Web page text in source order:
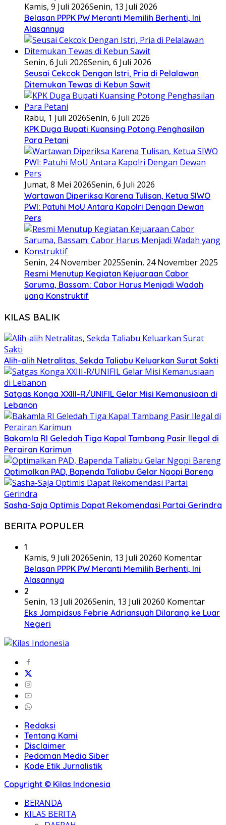
Kamis, 9 Juli 2026Senin, 13 Juli 2026
Belasan PPPK PW Meranti Memilih Berhenti, Ini
Alasannya
Senin, 6 Juli 2026Senin, 6 Juli 2026
Seusai Cekcok Dengan Istri, Pria di Pelalawan
Ditemukan Tewas di Kebun Sawit
Rabu, 1 Juli 2026Senin, 6 Juli 2026
KPK Duga Bupati Kuansing Potong Penghasilan
Para Petani
Jumat, 8 Mei 2026Senin, 6 Juli 2026
Wartawan Diperiksa Karena Tulisan, Ketua SIWO
PWI: Patuhi MoU Antara Kapolri Dengan Dewan
Pers
Senin, 24 November 2025Senin, 24 November 2025
Resmi Menutup Kegiatan Kejuaraan Cabor
Saruma, Bassam: Cabor Harus Menjadi Wadah
yang Konstruktif
KILAS BALIK
Alih-alih Netralitas, Sekda Taliabu Keluarkan Surat Sakti
Satgas Konga XXIII-R/UNIFIL Gelar Misi Kemanusiaan di
Lebanon
Bakamla RI Geledah Tiga Kapal Tambang Pasir Ilegal di
Perairan Karimun
Optimalkan PAD, Bapenda Taliabu Gelar Ngopi Bareng
Sasha-Saja Optimis Dapat Rekomendasi Partai Gerindra
BERITA POPULER
1
Kamis, 9 Juli 2026Senin, 13 Juli 20260 Komentar
Belasan PPPK PW Meranti Memilih Berhenti, Ini
Alasannya
2
Senin, 13 Juli 2026Senin, 13 Juli 20260 Komentar
Eks Jampidsus Febrie Adriansyah Dilarang ke Luar
Negeri
Redaksi
Tentang Kami
Disclaimer
Pedoman Media Siber
Kode Etik Jurnalistik
Copyright © Kilas Indonesia
BERANDA
KILAS BERITA